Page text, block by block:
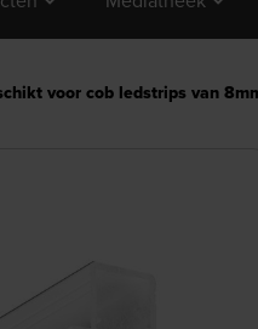
voor cob ledstrips van